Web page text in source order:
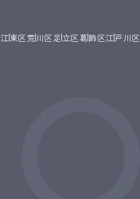
江東区荒川区足立区葛飾区江戸川区